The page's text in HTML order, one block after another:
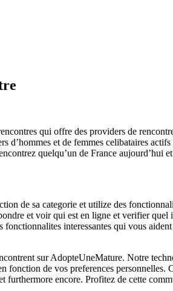
qui offre des providers de
et de femmes celibataires
quelqu’un de France aujourd’hui
de sa categorie et utilize des
et voir qui est en ligne et verifier
interessantes qui vous
sur AdopteUneMature. Notre
fonction de vos preferences
furthermore encore. Profitez de cette